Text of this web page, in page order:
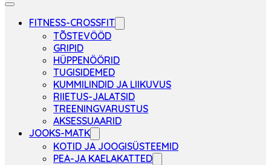
FITNESS-CROSSFIT
TÕSTEVÖÖD
GRIPID
HÜPPENÖÖRID
TUGISIDEMED
KUMMILINDID JA LIIKUVUS
RIIETUS-JALATSID
TREENINGVARUSTUS
AKSESSUAARID
JOOKS-MATK
KOTID JA JOOGISÜSTEEMID
PEA-JA KAELAKATTED